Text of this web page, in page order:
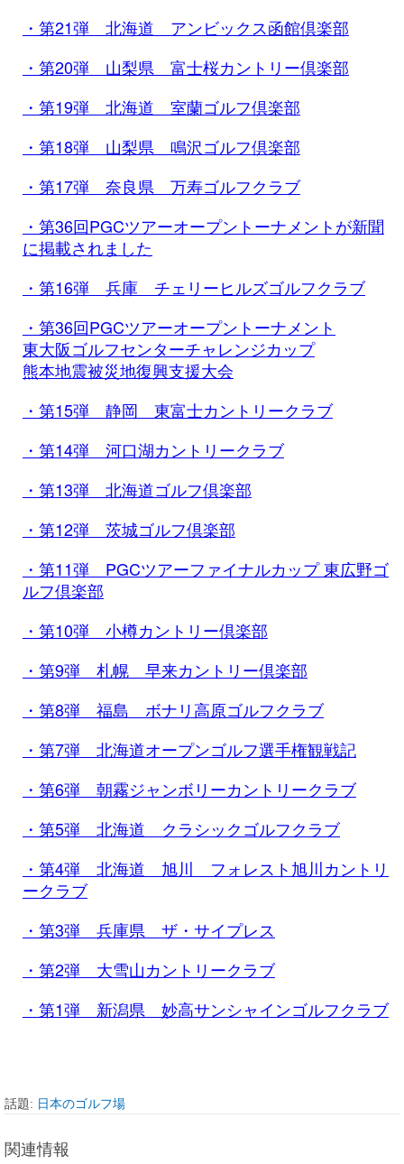
・第21弾 北海道 アンビックス函館倶楽部
・第20弾 山梨県 富士桜カントリー倶楽部
・第19弾 北海道 室蘭ゴルフ倶楽部
・第18弾 山梨県 鳴沢ゴルフ倶楽部
・第17弾 奈良県 万寿ゴルフクラブ
・第36回PGCツアーオープントーナメントが新聞
に掲載されました
・第16弾 兵庫 チェリーヒルズゴルフクラブ
・第36回PGCツアーオープントーナメント
東大阪ゴルフセンターチャレンジカップ
熊本地震被災地復興支援大会
・第15弾 静岡 東富士カントリークラブ
・第14弾 河口湖カントリークラブ
・第13弾 北海道ゴルフ倶楽部
・第12弾 茨城ゴルフ倶楽部
・第11弾 PGCツアーファイナルカップ 東広野ゴ
ルフ倶楽部
・第10弾 小樽カントリー倶楽部
・第9弾 札幌 早来カントリー倶楽部
・第8弾 福島 ボナリ高原ゴルフクラブ
・第7弾 北海道オープンゴルフ選手権観戦記
・第6弾 朝霧ジャンボリーカントリークラブ
・第5弾 北海道 クラシックゴルフクラブ
・第4弾 北海道 旭川 フォレスト旭川カントリ
ークラブ
・第3弾 兵庫県 ザ・サイプレス
・第2弾 大雪山カントリークラブ
・第1弾 新潟県 妙高サンシャインゴルフクラブ
話題: 日本のゴルフ場
関連情報